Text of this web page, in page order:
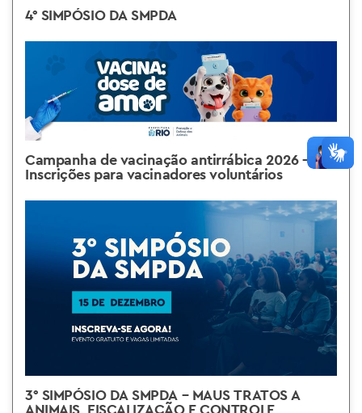
4° SIMPÓSIO DA SMPDA
Campanha de vacinação antirrábica 2026 –
Inscrições para vacinadores voluntários
3° SIMPÓSIO DA SMPDA – MAUS TRATOS A
ANIMAIS, FISCALIZAÇÃO E CONTROLE